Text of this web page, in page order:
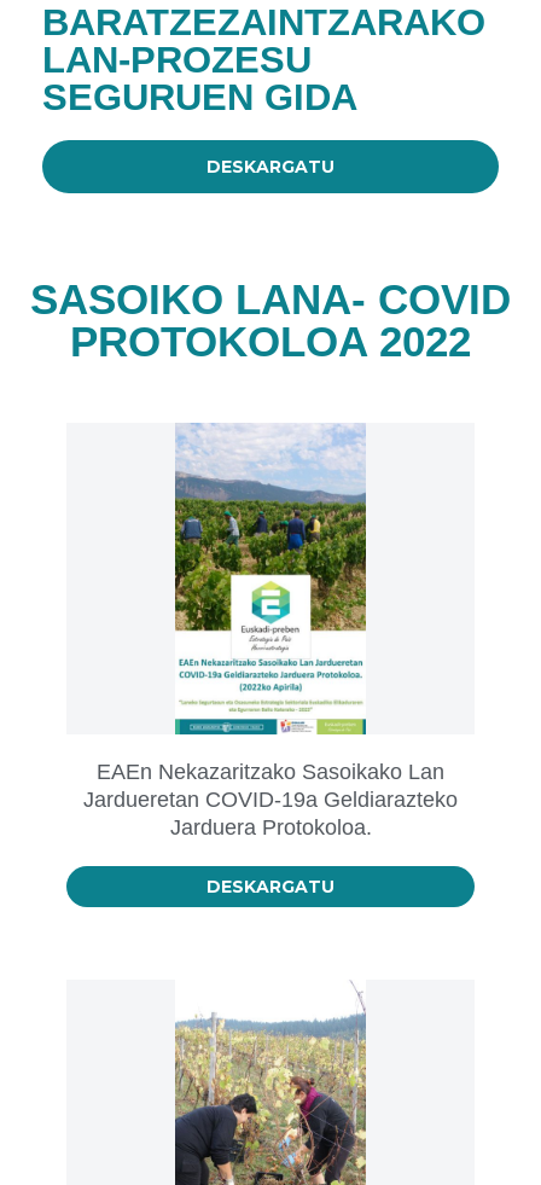
BARATZEZAINTZARAKO
LAN-PROZESU
SEGURUEN GIDA
DESKARGATU
SASOIKO LANA- COVID
PROTOKOLOA 2022
EAEn Nekazaritzako Sasoikako Lan
Jardueretan COVID-19a Geldiarazteko
Jarduera Protokoloa.
DESKARGATU